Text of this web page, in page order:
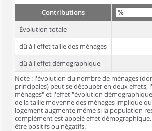
Contributions
Évolution totale
dû à l'effet taille des ménages
dû à l'effet démographique
Note : l'évolution du nombre de ménages
principales) peut se découper en deux effets,
ménages" et l'effet "évolution
de la taille moyenne des ménages implique
logement augmente même si la population
complément est appelé effet
être positifs ou négatifs.